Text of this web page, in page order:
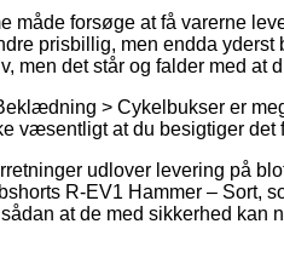
måde forsøge at få varerne
prisbillig, men endda
men det står og falder med at
> Cykelbukser er
væsentligt at du besigtiger
udlover levering på
R-EV1 Hammer – Sort,
at de med sikkerhed kan